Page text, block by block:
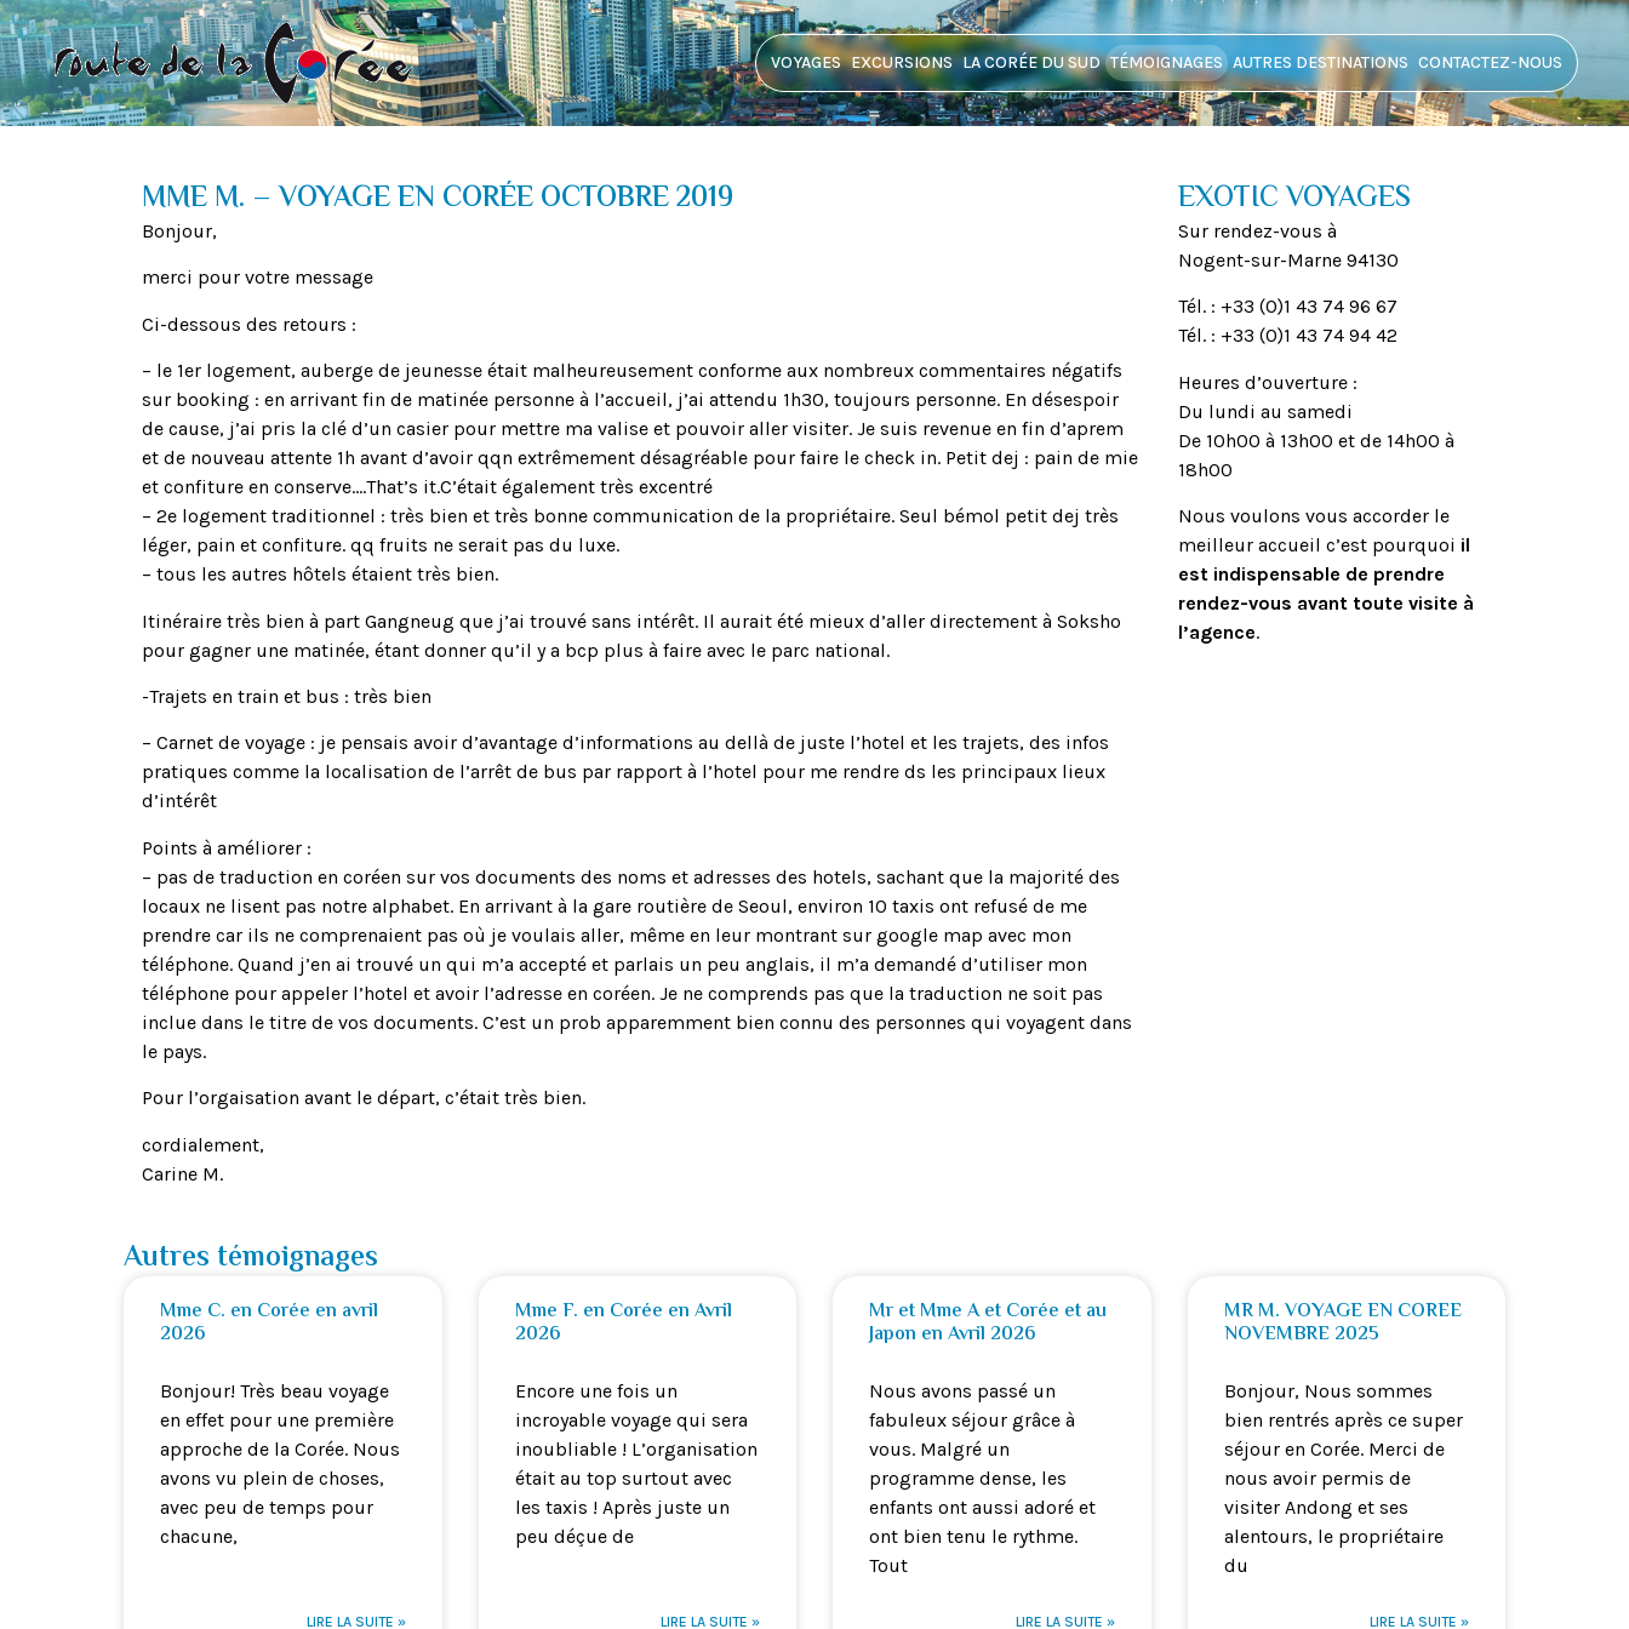
VOYAGES EXCURSIONS LA CORÉE DU SUD TÉMOIGNAGES AUTRES DESTINATIONS CONTACTEZ-NOUS
MME M. – VOYAGE EN CORÉE OCTOBRE 2019
Bonjour,
merci pour votre message
Ci-dessous des retours :
– le 1er logement, auberge de jeunesse était malheureusement conforme aux nombreux commentaires négatifs
sur booking : en arrivant fin de matinée personne à l’accueil, j’ai attendu 1h30, toujours personne. En désespoir
de cause, j’ai pris la clé d’un casier pour mettre ma valise et pouvoir aller visiter. Je suis revenue en fin d’aprem
et de nouveau attente 1h avant d’avoir qqn extrêmement désagréable pour faire le check in. Petit dej : pain de mie
et confiture en conserve….That’s it.C’était également très excentré
– 2e logement traditionnel : très bien et très bonne communication de la propriétaire. Seul bémol petit dej très
léger, pain et confiture. qq fruits ne serait pas du luxe.
– tous les autres hôtels étaient très bien.
Itinéraire très bien à part Gangneug que j’ai trouvé sans intérêt. Il aurait été mieux d’aller directement à Soksho
pour gagner une matinée, étant donner qu’il y a bcp plus à faire avec le parc national.
-Trajets en train et bus : très bien
– Carnet de voyage : je pensais avoir d’avantage d’informations au dellà de juste l’hotel et les trajets, des infos
pratiques comme la localisation de l’arrêt de bus par rapport à l’hotel pour me rendre ds les principaux lieux
d’intérêt
Points à améliorer :
– pas de traduction en coréen sur vos documents des noms et adresses des hotels, sachant que la majorité des
locaux ne lisent pas notre alphabet. En arrivant à la gare routière de Seoul, environ 10 taxis ont refusé de me
prendre car ils ne comprenaient pas où je voulais aller, même en leur montrant sur google map avec mon
téléphone. Quand j’en ai trouvé un qui m’a accepté et parlais un peu anglais, il m’a demandé d’utiliser mon
téléphone pour appeler l’hotel et avoir l’adresse en coréen. Je ne comprends pas que la traduction ne soit pas
inclue dans le titre de vos documents. C’est un prob apparemment bien connu des personnes qui voyagent dans
le pays.
Pour l’orgaisation avant le départ, c’était très bien.
cordialement,
Carine M.
EXOTIC VOYAGES
Sur rendez-vous à
Nogent-sur-Marne 94130
Tél. : +33 (0)1 43 74 96 67
Tél. : +33 (0)1 43 74 94 42
Heures d’ouverture :
Du lundi au samedi
De 10h00 à 13h00 et de 14h00 à
18h00
Nous voulons vous accorder le
meilleur accueil c’est pourquoi il
est indispensable de prendre
rendez-vous avant toute visite à
l’agence.
Autres témoignages
Mme C. en Corée en avril
2026
Bonjour! Très beau voyage
en effet pour une première
approche de la Corée. Nous
avons vu plein de choses,
avec peu de temps pour
chacune,
LIRE LA SUITE »
Mme F. en Corée en Avril
2026
Encore une fois un
incroyable voyage qui sera
inoubliable ! L’organisation
était au top surtout avec
les taxis ! Après juste un
peu déçue de
LIRE LA SUITE »
Mr et Mme A et Corée et au
Japon en Avril 2026
Nous avons passé un
fabuleux séjour grâce à
vous. Malgré un
programme dense, les
enfants ont aussi adoré et
ont bien tenu le rythme.
Tout
LIRE LA SUITE »
MR M. VOYAGE EN COREE
NOVEMBRE 2025
Bonjour, Nous sommes
bien rentrés après ce super
séjour en Corée. Merci de
nous avoir permis de
visiter Andong et ses
alentours, le propriétaire
du
LIRE LA SUITE »